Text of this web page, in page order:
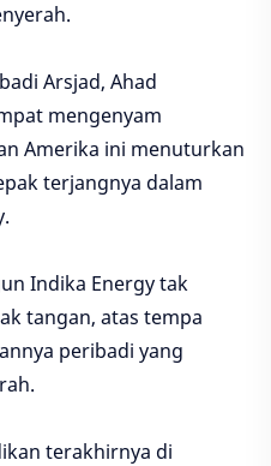
Arsjad, Ahad
mengenyam
Amerika ini menuturkan
terjangnya dalam
Indika Energy tak
tangan, atas tempa
peribadi yang
terakhirnya di